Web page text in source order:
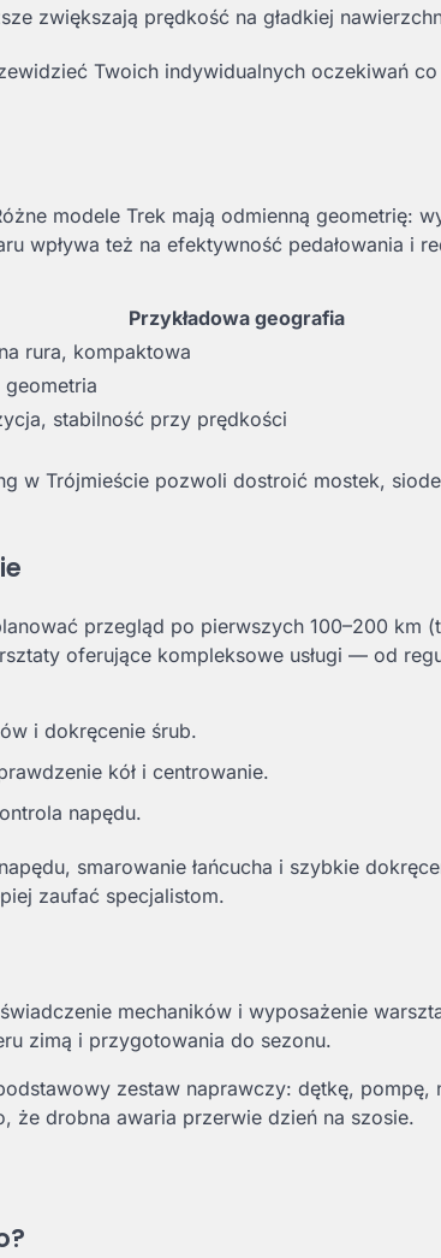
zwiększają prędkość na gładkiej
Twoich indywidualnych oczekiwań
modele Trek mają odmienną geometrię:
wpływa też na efektywność pedałowania i
Przykładowa geografia
rura, kompaktowa
geometria
stabilność przy prędkości
w Trójmieście pozwoli dostroić mostek,
przegląd po pierwszych 100–200 km
oferujące kompleksowe usługi — od
i dokręcenie śrub.
kół i centrowanie.
napędu.
smarowanie łańcucha i szybkie
zaufać specjalistom.
mechaników i wyposażenie
zimą i przygotowania do sezonu.
zestaw naprawczy: dętkę, pompę,
że drobna awaria przerwie dzień na szosie.